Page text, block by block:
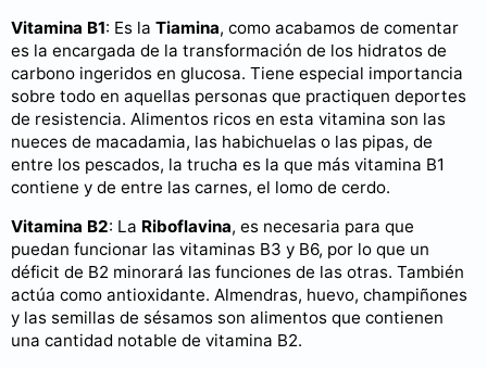
Vitamina B1: Es la Tiamina, como acabamos de comentar
es la encargada de la transformación de los hidratos de
carbono ingeridos en glucosa. Tiene especial importancia
sobre todo en aquellas personas que practiquen deportes
de resistencia. Alimentos ricos en esta vitamina son las
nueces de macadamia, las habichuelas o las pipas, de
entre los pescados, la trucha es la que más vitamina B1
contiene y de entre las carnes, el lomo de cerdo.
Vitamina B2: La Riboflavina, es necesaria para que
puedan funcionar las vitaminas B3 y B6, por lo que un
déficit de B2 minorará las funciones de las otras. También
actúa como antioxidante. Almendras, huevo, champiñones
y las semillas de sésamos son alimentos que contienen
una cantidad notable de vitamina B2.